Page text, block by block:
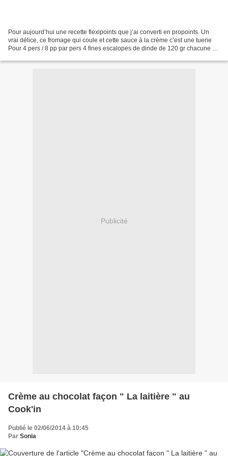
Pour aujourd’hui une recette flexipoints que j’ai converti en propoints. Un
vrai délice, ce fromage qui coule et cette sauce à la crème c’est une tuerie
Pour 4 pers / 8 pp par pers 4 fines escalopes de dinde de 120 gr chacune 8
Publicité
Crème au chocolat façon " La laitière " au
Cook'in
Publié le 02/06/2014 à 10:45
Par Sonia